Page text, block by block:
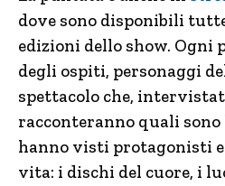
dove sono disponibili
edizioni dello show. Ogni
degli ospiti, personaggi
spettacolo che,
racconteranno quali sono
hanno visti protagonisti
vita: i dischi del cuore, i